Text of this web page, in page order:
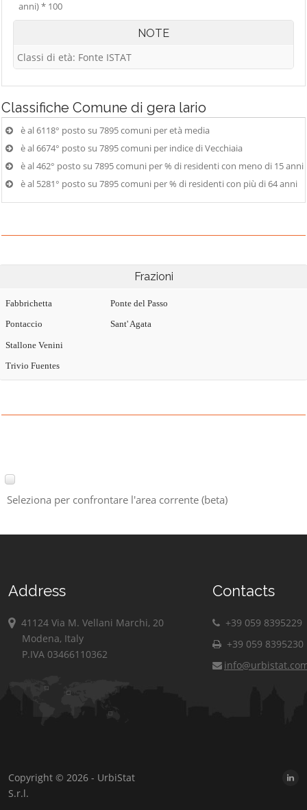
anni) * 100
NOTE
Classi di età: Fonte ISTAT
Classifiche Comune di gera lario
è al 6118° posto su 7895 comuni per età media
è al 6674° posto su 7895 comuni per indice di Vecchiaia
è al 462° posto su 7895 comuni per % di residenti con meno di 15 anni
è al 5281° posto su 7895 comuni per % di residenti con più di 64 anni
Frazioni
Fabbrichetta
Pontaccio
Ponte del Passo
Sant' Agata
Stallone Venini
Trivio Fuentes
Seleziona per confrontare l'area corrente (beta)
Address
41124 Via M. Vellani Marchi, 20
Modena, Italy
P.IVA 03466110362
Contacts
+39 059 8395229
+39 059 8395230
Copyright © 2026 - UrbiStat
S.r.l.